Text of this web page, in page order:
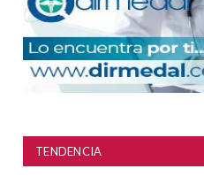
TENDENCIA